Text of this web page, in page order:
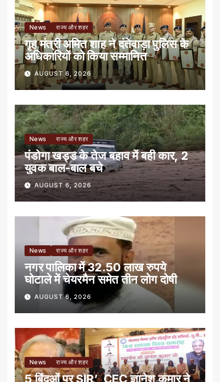
News राज्य और शहर
गृह मंत्री अमित शाह ने दंतेवाड़ा पुलिस के
अधिकारियों को किया सम्मानित
AUGUST 6, 2026
News राज्य और शहर
पंडोगा खड्ड के तेज बहाव में बही कार, 2
युवक बाल-बाल बचे
AUGUST 6, 2026
News राज्य और शहर
नगर पालिका में 32.50 लाख रुपये
घोटाले में चेयरमैन समेत तीन लोग दोषी
AUGUST 6, 2026
News राज्य और शहर
5 बिंदुओं पर SIR’, CEC ज्ञानेश कुमार ने